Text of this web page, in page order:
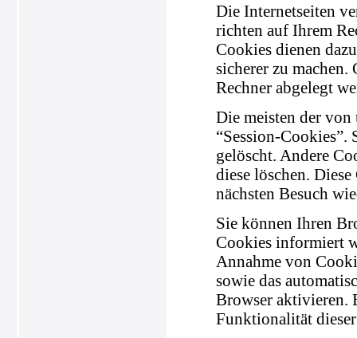
Die Internetseiten
richten auf Ihrem
Cookies dienen
sicherer zu
Rechner abgelegt
Die meisten der von
“Session-Cookies”.
gelöscht. Andere
diese löschen.
nächsten Besuch
Sie können Ihren
Cookies informiert
Annahme von
sowie das
Browser aktivieren.
Funktionalität